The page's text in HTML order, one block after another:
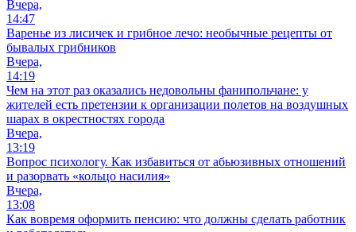
Вчера,
14:47
Варенье из лисичек и грибное лечо: необычные рецепты от
бывалых грибников
Вчера,
14:19
Чем на этот раз оказались недовольны фанипольчане: у
жителей есть претензии к организации полетов на воздушных
шарах в окрестностях города
Вчера,
13:19
Вопрос психологу. Как избавиться от абьюзивных отношений
и разорвать «кольцо насилия»
Вчера,
13:08
Как вовремя оформить пенсию: что должны сделать работник